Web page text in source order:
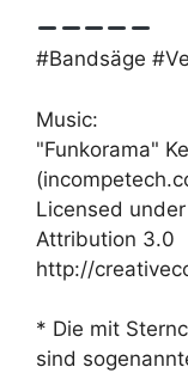
#Bandsäge
Music:
"Funkorama"
Licensed
Attribution 3.0
http://
* Die mit
sind